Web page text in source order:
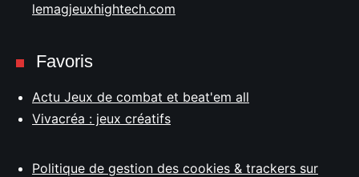
lemagjeuxhightech.com
Favoris
Actu Jeux de combat et beat'em all
Vivacréa : jeux créatifs
Politique de gestion des cookies & trackers sur